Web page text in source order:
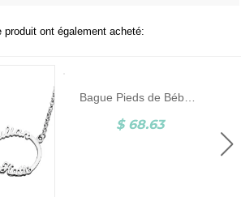
ont également acheté:
Bague Pieds de Bébé-Pierre de Naissance et Gravure-Argent
$ 68.63